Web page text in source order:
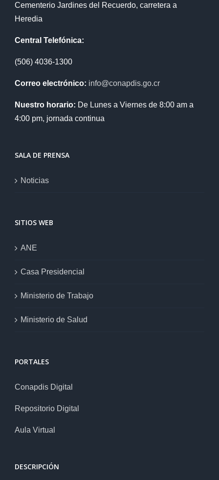
Cementerio Jardines del Recuerdo, carretera a
Heredia
Central Telefónica:
(506) 4036-1300
Correo electrónico: info@conapdis.go.cr
Nuestro horario: De Lunes a Viernes de 8:00 am a
4:00 pm, jornada continua
SALA DE PRENSA
Noticias
SITIOS WEB
ANE
Casa Presidencial
Ministerio de Trabajo
Ministerio de Salud
PORTALES
Conapdis Digital
Repositorio Digital
Aula Virtual
DESCRIPCIÓN